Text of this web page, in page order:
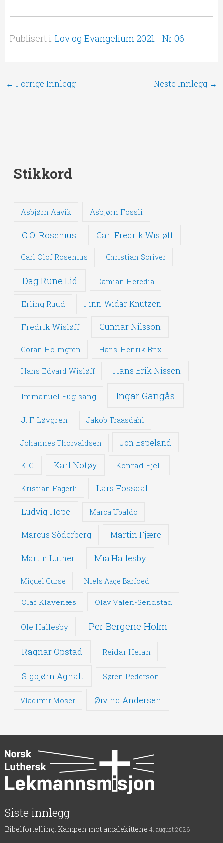
Publisert i: Lov og Evangelium 2021 - Nr 06
← Forrige Innlegg Neste Innlegg →
Stikkord
Asbjørn Aavik Asbjørn Fossli
C.O. Rosenius Carl Fredrik Wisløff
Carl Olof Rosenius Christian Scriver
Dag Rune Lid Damian Heredia
Erling Ruud Finn-Widar Knutzen
Fredrik Wisløff Gunnar Nilsson
Göran Holmgren Hans-Henrik Brix
Hans Edvard Wisløff Hans Erik Nissen
Immanuel Fuglsang Ingar Gangås
J. F. Løvgren Jakob Traasdahl
Johannes Thorvaldsen Jon Espeland
K. G. Karl Notøy Konrad Fjell
Kristian Fagerli Lars Fossdal
Ludvig Hope Marca Ubaldo
Marcus Söderberg Martin Fjære
Martin Luther Mia Hallesby
Miguel Curse Niels Aage Barfoed
Olaf Klavenæs Olav Valen-Sendstad
Ole Hallesby Per Bergene Holm
Ragnar Opstad Reidar Heian
Sigbjørn Agnalt Søren Pederson
Vladimir Moser Øivind Andersen
Siste innlegg
Bibelfortelling: Kampen mot amalekittene 4. august 2026